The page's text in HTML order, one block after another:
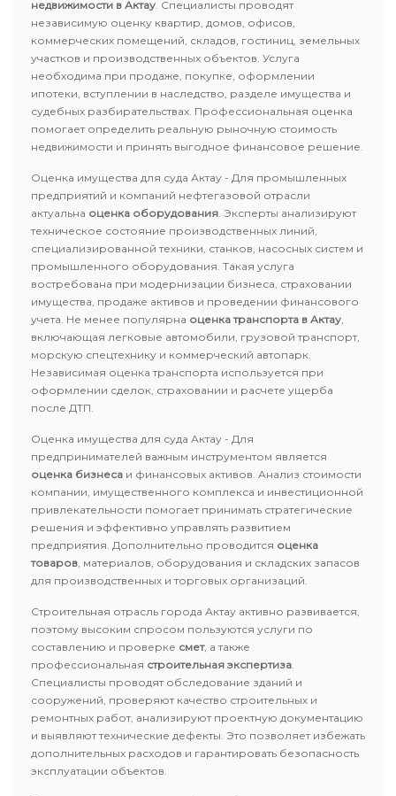
недвижимости в Актау. Специалисты проводят
независимую оценку квартир, домов, офисов,
коммерческих помещений, складов, гостиниц, земельных
участков и производственных объектов. Услуга
необходима при продаже, покупке, оформлении
ипотеки, вступлении в наследство, разделе имущества и
судебных разбирательствах. Профессиональная оценка
помогает определить реальную рыночную стоимость
недвижимости и принять выгодное финансовое решение.
Оценка имущества для суда Актау - Для промышленных
предприятий и компаний нефтегазовой отрасли
актуальна оценка оборудования. Эксперты анализируют
техническое состояние производственных линий,
специализированной техники, станков, насосных систем и
промышленного оборудования. Такая услуга
востребована при модернизации бизнеса, страховании
имущества, продаже активов и проведении финансового
учета. Не менее популярна оценка транспорта в Актау,
включающая легковые автомобили, грузовой транспорт,
морскую спецтехнику и коммерческий автопарк.
Независимая оценка транспорта используется при
оформлении сделок, страховании и расчете ущерба
после ДТП.
Оценка имущества для суда Актау - Для
предпринимателей важным инструментом является
оценка бизнеса и финансовых активов. Анализ стоимости
компании, имущественного комплекса и инвестиционной
привлекательности помогает принимать стратегические
решения и эффективно управлять развитием
предприятия. Дополнительно проводится оценка
товаров, материалов, оборудования и складских запасов
для производственных и торговых организаций.
Строительная отрасль города Актау активно развивается,
поэтому высоким спросом пользуются услуги по
составлению и проверке смет, а также
профессиональная строительная экспертиза.
Специалисты проводят обследование зданий и
сооружений, проверяют качество строительных и
ремонтных работ, анализируют проектную документацию
и выявляют технические дефекты. Это позволяет избежать
дополнительных расходов и гарантировать безопасность
эксплуатации объектов.